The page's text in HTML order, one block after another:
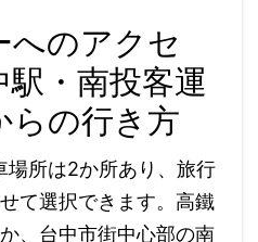
へのアクセ
・南投客運
らの行き方
場所は2か所あり、旅行
て選択できます。高鐵
、台中市街中心部の南